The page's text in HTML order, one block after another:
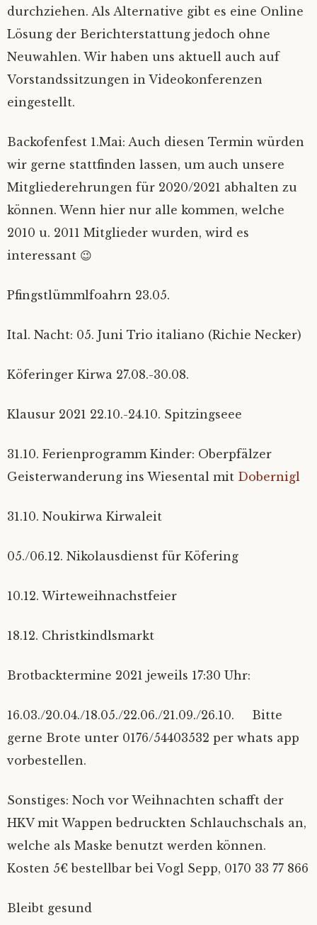
durchziehen. Als Alternative gibt es eine Online
Lösung der Berichterstattung jedoch ohne
Neuwahlen. Wir haben uns aktuell auch auf
Vorstandssitzungen in Videokonferenzen
eingestellt.
Backofenfest 1.Mai: Auch diesen Termin würden
wir gerne stattfinden lassen, um auch unsere
Mitgliederehrungen für 2020/2021 abhalten zu
können. Wenn hier nur alle kommen, welche
2010 u. 2011 Mitglieder wurden, wird es
interessant 😉
Pfingstlümmlfoahrn 23.05.
Ital. Nacht: 05. Juni Trio italiano (Richie Necker)
Köferinger Kirwa 27.08.-30.08.
Klausur 2021 22.10.-24.10. Spitzingseee
31.10. Ferienprogramm Kinder: Oberpfälzer
Geisterwanderung ins Wiesental mit Dobernigl
31.10. Noukirwa Kirwaleit
05./06.12. Nikolausdienst für Köfering
10.12. Wirteweihnachstfeier
18.12. Christkindlsmarkt
Brotbacktermine 2021 jeweils 17:30 Uhr:
16.03./20.04./18.05./22.06./21.09./26.10. Bitte
gerne Brote unter 0176/54403532 per whats app
vorbestellen.
Sonstiges: Noch vor Weihnachten schafft der
HKV mit Wappen bedruckten Schlauchschals an,
welche als Maske benutzt werden können.
Kosten 5€ bestellbar bei Vogl Sepp, 0170 33 77 866
Bleibt gesund